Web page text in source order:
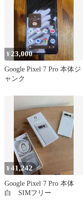
¥ 23,000
Google Pixel 7 Pro 本体ジ
ャンク
¥41,242
Google Pixel 7 Pro 本体
白 SIMフリー